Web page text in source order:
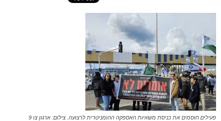
פעילים חוסמים את כניסת משאיות האספקה ההומניטרית לרצועה. צילום: ארגון צו 9